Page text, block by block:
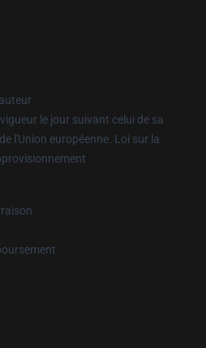
le jour suivant celui de sa
l'Union européenne. Loi sur la